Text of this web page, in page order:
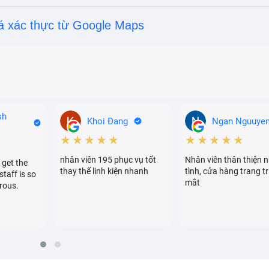
hoàn toàn. Còn đối với việc camera chỉ bị trầy xước hay
thay kính camera để khắc phục. Một số dấu hiệu cho
một màu - màu đen.
xác thực từ Google Maps
the
is so
Khoi Đang
★★★★★
nhân viên 195 phục vụ tốt
thay thế linh kiện nhanh
Ngan
★★★★★
Nhân viên thân thiện
tình, cửa hàng trang
mắt